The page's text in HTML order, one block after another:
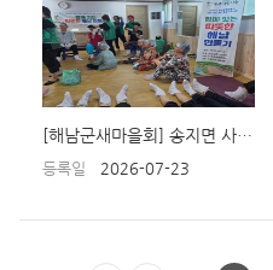
[해남군새마을회] 송지면 사구마을 "이미용봉사활동"
등록일 2026-07-23